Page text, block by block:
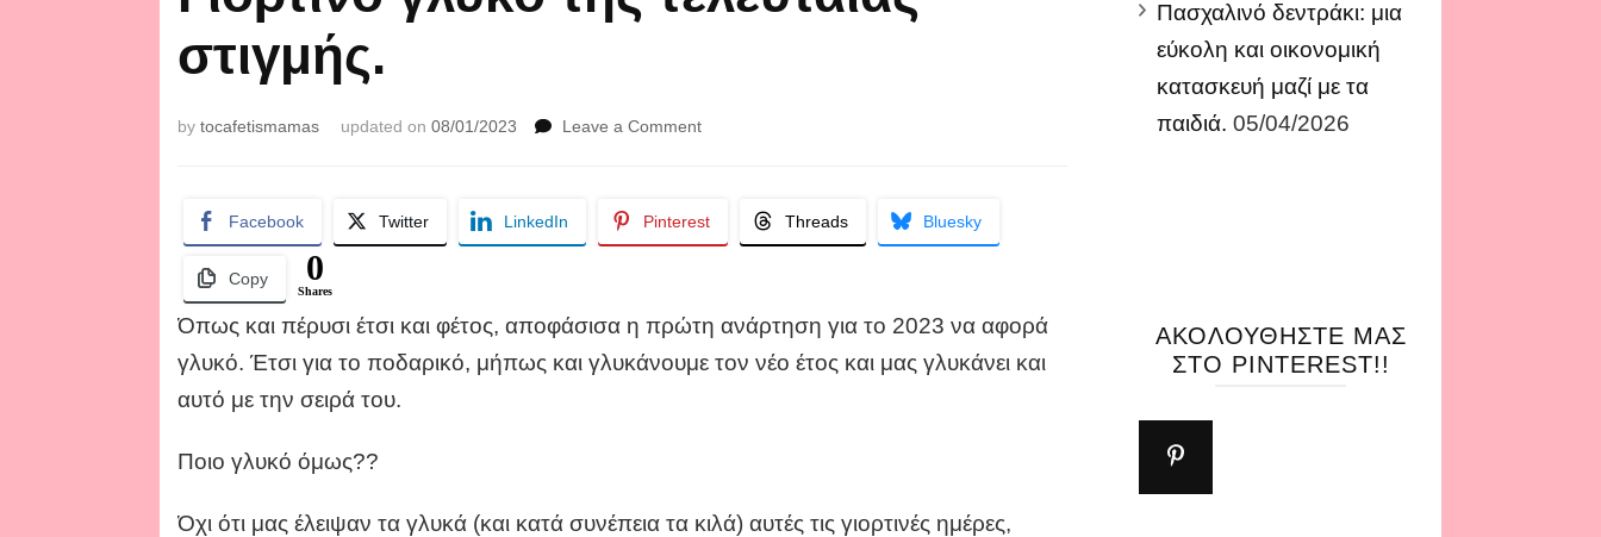
στιγμής.
bytocafetismamas updated on08/01/2023 Leave a Commenton
τελευταίας
στιγμής.
Facebook Twitter LinkedIn Pinterest Threads Bluesky
Copy 0
Shares
Όπως και πέρυσι έτσι και φέτος, αποφάσισα η πρώτη ανάρτηση για το 2023 να αφορά
γλυκό. Έτσι για το ποδαρικό, μήπως και γλυκάνουμε τον νέο έτος και μας γλυκάνει και
αυτό με την σειρά του.
Ποιο γλυκό όμως??
Όχι ότι μας έλειψαν τα γλυκά (και κατά συνέπεια τα κιλά) αυτές τις γιορτινές ημέρες,
Πασχαλινό δεντράκι: μια
εύκολη και οικονομική
κατασκευή μαζί με τα
παιδιά. 05/04/2026
ΑΚΟΛΟΥΘΉΣΤΕ ΜΑΣ
ΣΤΟ PINTEREST!!